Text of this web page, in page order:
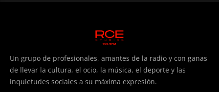
Un grupo de profesionales, amantes de la radio y con ganas
de llevar la cultura, el ocio, la música, el deporte y las
inquietudes sociales a su máxima expresión.